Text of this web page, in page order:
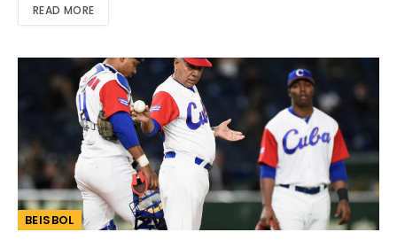
READ MORE
BEISBOL